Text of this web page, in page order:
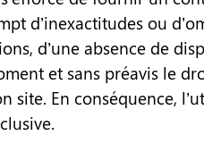
d’inexactitudes ou
d’une absence de
et sans préavis le
site. En conséquence,